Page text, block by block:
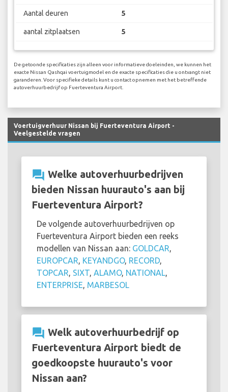
Aantal deuren 5
aantal zitplaatsen 5
De getoonde specificaties zijn alleen voor informatieve doeleinden, we kunnen het
exacte Nissan Qashqai voertuigmodel en de exacte specificaties die u ontvangt niet
garanderen. Voor specifieke details kunt u contact opnemen met het betreffende
autoverhuurbedrijf op Fuerteventura Airport.
Voertuigverhuur Nissan bij Fuerteventura Airport -
Veelgestelde vragen
question_answer Welke autoverhuurbedrijven
bieden Nissan huurauto's aan bij
Fuerteventura Airport?
De volgende autoverhuurbedrijven op
Fuerteventura Airport bieden een reeks
modellen van Nissan aan: GOLDCAR,
EUROPCAR, KEYANDGO, RECORD,
TOPCAR, SIXT, ALAMO, NATIONAL,
ENTERPRISE, MARBESOL
question_answer Welk autoverhuurbedrijf op
Fuerteventura Airport biedt de
goedkoopste huurauto's voor
Nissan aan?